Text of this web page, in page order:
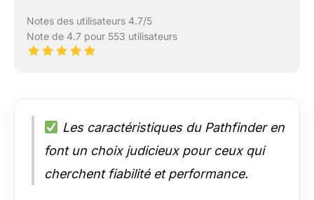
Notes des utilisateurs 4.7/5
Note de 4.7 pour 553 utilisateurs
Les caractéristiques du Pathfinder en
font un choix judicieux pour ceux qui
cherchent fiabilité et performance.